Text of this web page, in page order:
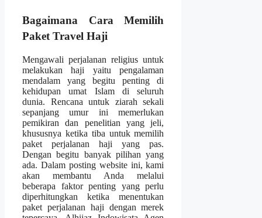
Bagaimana Cara Memilih
Paket Travel Haji
Mengawali perjalanan religius untuk
melakukan haji yaitu pengalaman
mendalam yang begitu penting di
kehidupan umat Islam di seluruh
dunia. Rencana untuk ziarah sekali
sepanjang umur ini memerlukan
pemikiran dan penelitian yang jeli,
khususnya ketika tiba untuk memilih
paket perjalanan haji yang pas.
Dengan begitu banyak pilihan yang
ada. Dalam posting website ini, kami
akan membantu Anda melalui
beberapa faktor penting yang perlu
diperhitungkan ketika menentukan
paket perjalanan haji dengan merek